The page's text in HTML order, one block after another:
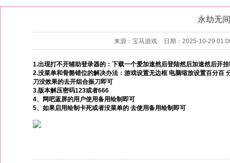
永劫无
来源：宝马游戏 日期：2025-10-29
1.出现打不开辅助登录器的：下载一个爱加速然后登陆然后加速然后开
2.没菜单和骨骼错位的解决办法：游戏设置无边框 电脑缩放设置百分
刀没效果的去开组合振刀即可
3.版本解压密码123或者666
4、网吧蓝屏的用户使用备用绘制即可
5、如果启用绘制卡死或者没菜单的 去使用备用绘制即可